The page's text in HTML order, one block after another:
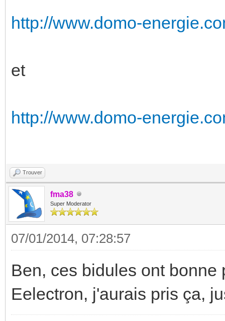
http://www.domo-
et
http://www.domo-
Trouver
fma38
Super Moderator
07/01/2014, 07:28:57
Ben, ces bidules ont
Eelectron, j'aurais pris ça,